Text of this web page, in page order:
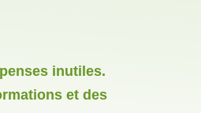
inutiles.
et des